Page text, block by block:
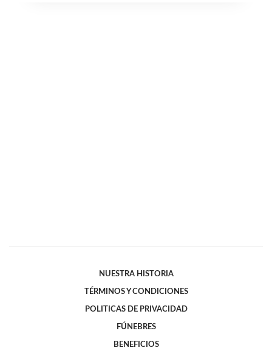
NUESTRA HISTORIA
TÉRMINOS Y CONDICIONES
POLITICAS DE PRIVACIDAD
FÚNEBRES
BENEFICIOS